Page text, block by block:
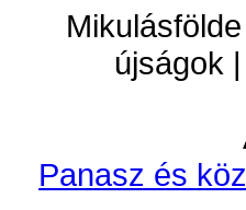
újságok
Panasz és